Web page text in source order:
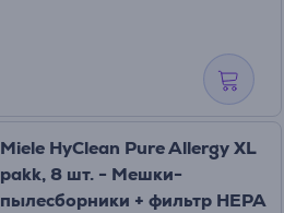
Miele HyClean Pure Allergy XL
pakk, 8 шт. - Мешки-
пылесборники + фильтр HEPA